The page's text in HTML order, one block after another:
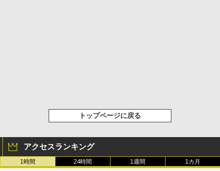
トップページに戻る
アクセスランキング
1時間 24時間 1週間 1カ月